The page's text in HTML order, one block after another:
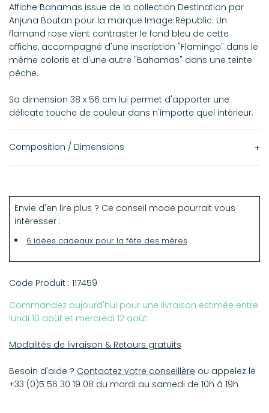
Affiche Bahamas issue de la collection Destination par
Anjuna Boutan pour la marque Image Republic. Un
flamand rose vient contraster le fond bleu de cette
affiche, accompagné d'une inscription "Flamingo" dans le
même coloris et d'une autre "Bahamas" dans une teinte
pêche.
Sa dimension 38 x 56 cm lui permet d'apporter une
délicate touche de couleur dans n'importe quel intérieur.
Composition / Dimensions
Envie d'en lire plus ? Ce conseil mode pourrait vous
intéresser :
6 idées cadeaux pour la fête des mères
Code Produit : 117459
Commandez aujourd'hui pour une livraison estimée entre
lundi 10 août et mercredi 12 août
Modalités de livraison & Retours gratuits
Besoin d'aide ? Contactez votre conseillère ou appelez le
+33 (0)5 56 30 19 08 du mardi au samedi de 10h à 19h